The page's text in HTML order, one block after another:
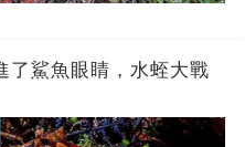
了鯊魚眼睛，水蛭大戰